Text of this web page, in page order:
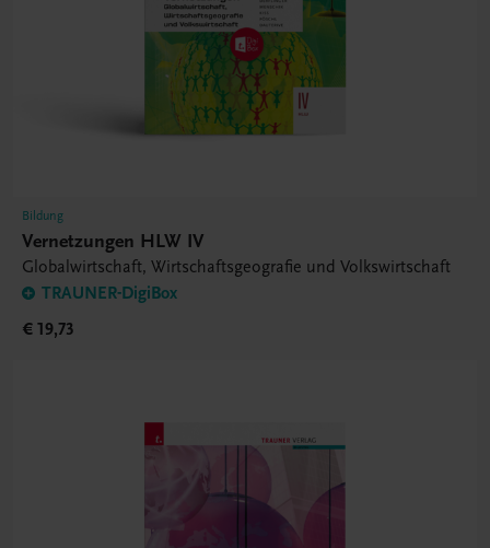
Bildung
Vernetzungen HLW IV
Globalwirtschaft, Wirtschaftsgeografie und Volkswirtschaft
TRAUNER-DigiBox
€ 19,73